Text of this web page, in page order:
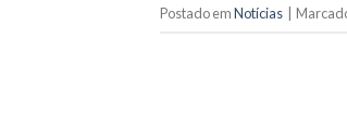
Postado emNotícias